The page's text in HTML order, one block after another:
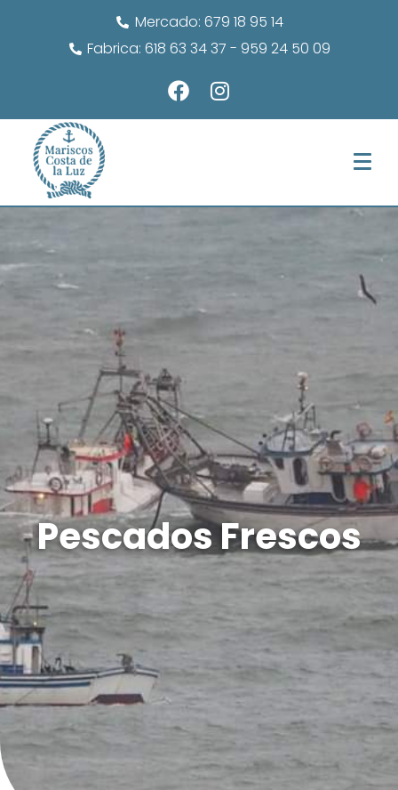
Mercado: 679 18 95 14
Fabrica: 618 63 34 37 - 959 24 50 09
Pescados Frescos